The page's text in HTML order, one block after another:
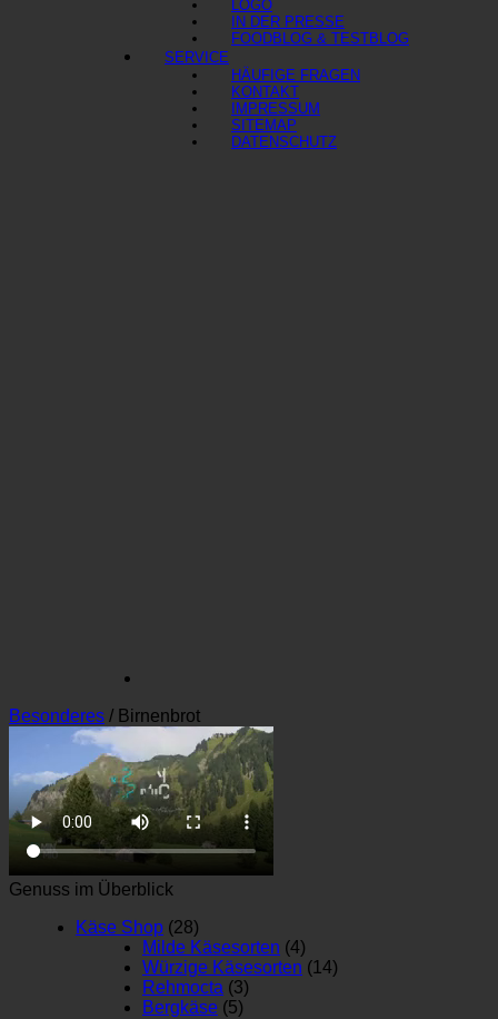
LOGO
IN DER PRESSE
FOODBLOG & TESTBLOG
SERVICE
HÄUFIGE FRAGEN
KONTAKT
IMPRESSUM
SITEMAP
DATENSCHUTZ
Besonderes / Birnenbrot
Genuss im Überblick
Käse Shop (28)
Milde Käsesorten (4)
Würzige Käsesorten (14)
Rehmocta (3)
Bergkäse (5)